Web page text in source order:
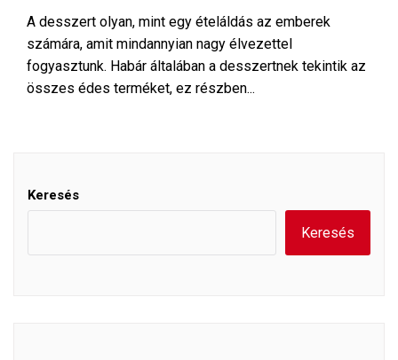
A desszert olyan, mint egy ételáldás az emberek
számára, amit mindannyian nagy élvezettel
fogyasztunk. Habár általában a desszertnek tekintik az
összes édes terméket, ez részben...
Keresés
Keresés